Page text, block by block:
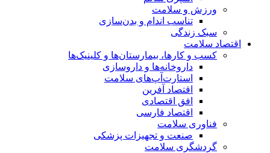
ورزش و سلامت
تناسب اندام و بدن‌سازی
سبک زندگی
اقتصاد سلامت
کسب و کارها، بیمارستان‌ها و کلینیک‌ها
داروخانه‌ها و داروسازی
استارت‌آپ‌های سلامت
اقتصاد آفرین
افق اقتصادی
اقتصاد فارسی
فناوری سلامت
صنعت و تجهیزات پزشکی
گردشگری سلامت